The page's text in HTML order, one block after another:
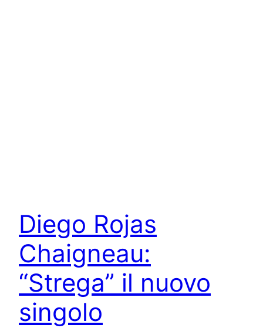
Diego Rojas
Chaigneau:
“Strega” il nuovo
singolo